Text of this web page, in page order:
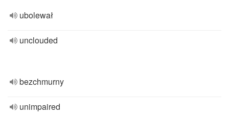
ubolewał
unclouded
bezchmurny
unimpaired